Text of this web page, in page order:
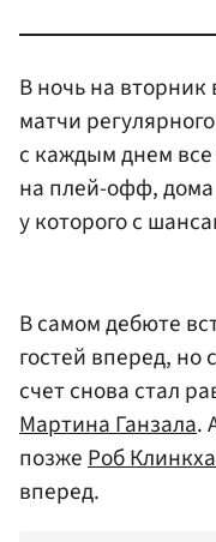
В ночь на
матчи
с каждым днем
на плей-офф, дома
у которого с
В самом дебюте
гостей вперед, но
счет снова стал
Мартина Ганзала.
позжеРоб
вперед.